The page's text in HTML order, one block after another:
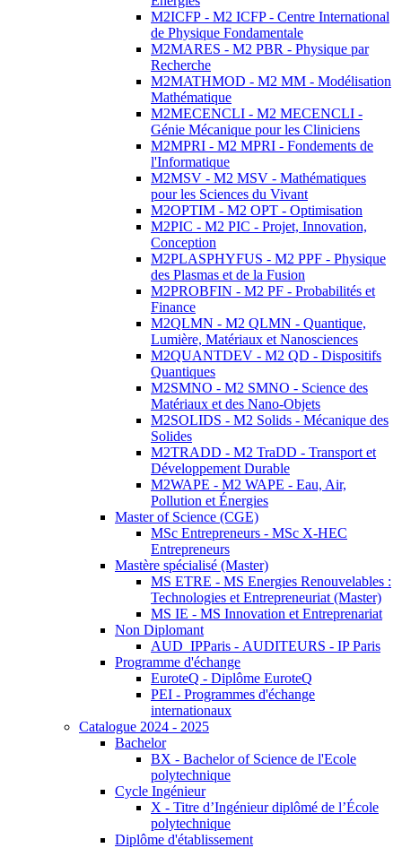
M2ICFP - M2 ICFP - Centre International
de Physique Fondamentale
M2MARES - M2 PBR - Physique par
Recherche
M2MATHMOD - M2 MM - Modélisation
Mathématique
M2MECENCLI - M2 MECENCLI -
Génie Mécanique pour les Cliniciens
M2MPRI - M2 MPRI - Fondements de
l'Informatique
M2MSV - M2 MSV - Mathématiques
pour les Sciences du Vivant
M2OPTIM - M2 OPT - Optimisation
M2PIC - M2 PIC - Projet, Innovation,
Conception
M2PLASPHYFUS - M2 PPF - Physique
des Plasmas et de la Fusion
M2PROBFIN - M2 PF - Probabilités et
Finance
M2QLMN - M2 QLMN - Quantique,
Lumière, Matériaux et Nanosciences
M2QUANTDEV - M2 QD - Dispositifs
Quantiques
M2SMNO - M2 SMNO - Science des
Matériaux et des Nano-Objets
M2SOLIDS - M2 Solids - Mécanique des
Solides
M2TRADD - M2 TraDD - Transport et
Développement Durable
M2WAPE - M2 WAPE - Eau, Air,
Pollution et Énergies
Master of Science (CGE)
MSc Entrepreneurs - MSc X-HEC
Entrepreneurs
Mastère spécialisé (Master)
MS ETRE - MS Energies Renouvelables :
Technologies et Entrepreneuriat (Master)
MS IE - MS Innovation et Entreprenariat
Non Diplomant
AUD_IPParis - AUDITEURS - IP Paris
Programme d'échange
EuroteQ - Diplôme EuroteQ
PEI - Programmes d'échange
internationaux
Catalogue 2024 - 2025
Bachelor
BX - Bachelor of Science de l'Ecole
polytechnique
Cycle Ingénieur
X - Titre d’Ingénieur diplômé de l’École
polytechnique
Diplôme d'établissement